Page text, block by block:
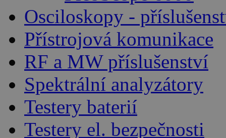
Osciloskopy -
Přístrojová komunikace
RF a MW příslušenství
Spektrální analyzátory
Testery baterií
Testery el. bezpečnosti